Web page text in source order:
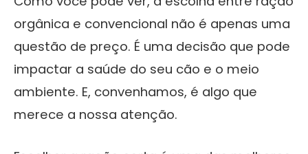
orgânica e convencional não é apenas uma
questão de preço. É uma decisão que pode
impactar a saúde do seu cão e o meio
ambiente. E, convenhamos, é algo que
merece a nossa atenção.